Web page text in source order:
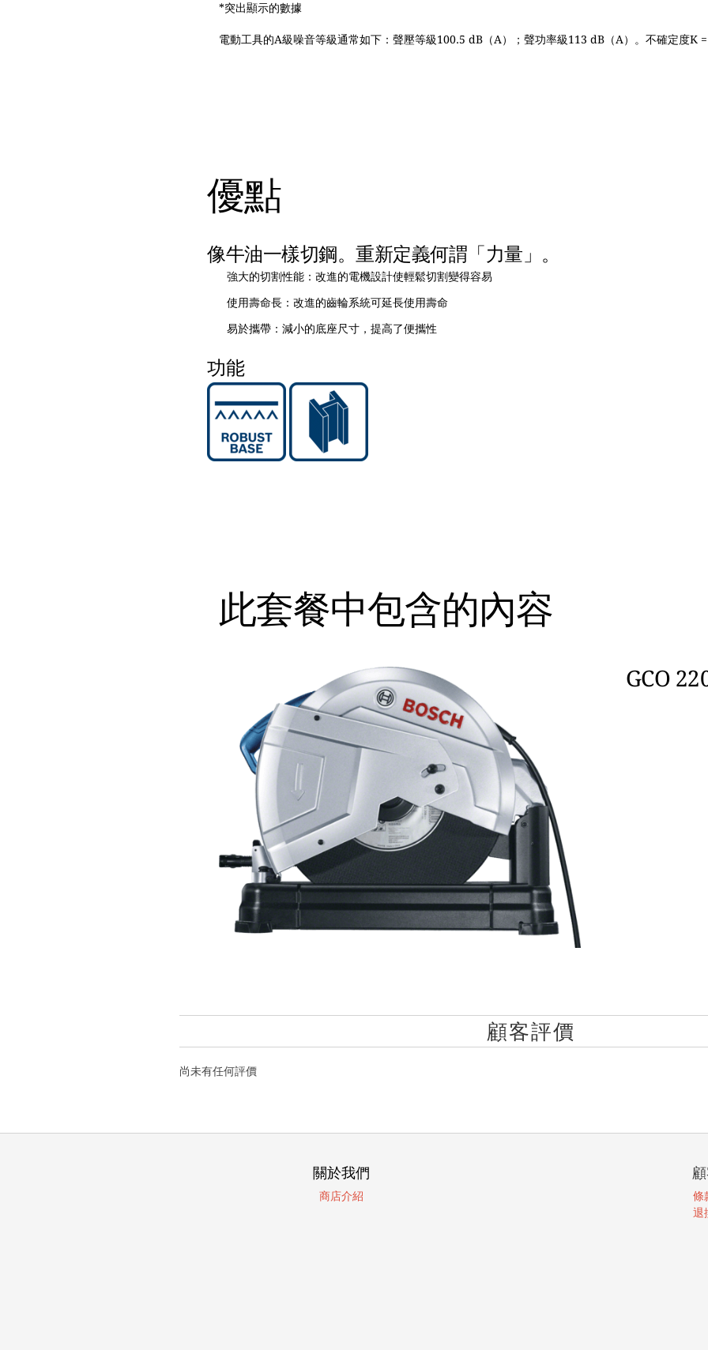
*突出顯示的數據
電動工具的A級噪音等級通常如下：聲壓等級100.5 dB（A）；聲功率級113 dB（A）。不確定度K =
優點
像牛油一樣切鋼。重新定義何謂「力量」。
強大的切割性能：改進的電機設計使輕鬆切割變得容易
使用壽命長：改進的齒輪系統可延長使用壽命
易於攜帶：減小的底座尺寸，提高了便攜性
功能
此套餐中包含的內容
GCO
顧客評價
尚未有任何評價
關於我們
商店介紹
條
退